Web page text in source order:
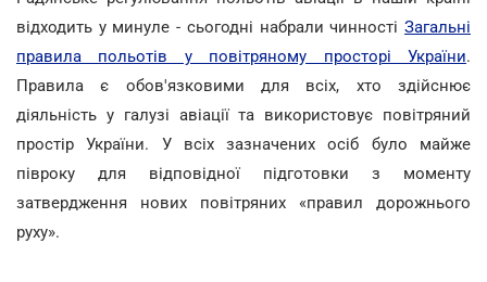
відходить у минуле - сьогодні набрали чинності Загальні
правила польотів у повітряному просторі України.
Правила є обов'язковими для всіх, хто здійснює
діяльність у галузі авіації та використовує повітряний
простір України. У всіх зазначених осіб було майже
півроку для відповідної підготовки з моменту
затвердження нових повітряних «правил дорожнього
руху».